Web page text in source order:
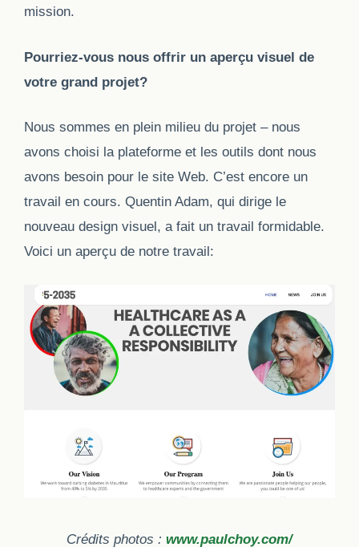
mission.
Pourriez-vous nous offrir un aperçu visuel de
votre grand projet?
Nous sommes en plein milieu du projet – nous
avons choisi la plateforme et les outils dont nous
avons besoin pour le site Web. C’est encore un
travail en cours. Quentin Adam, qui dirige le
nouveau design visuel, a fait un travail formidable.
Voici un aperçu de notre travail:
Crédits photos : www.paulchoy.com/